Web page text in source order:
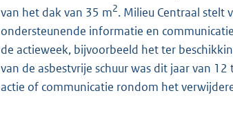
van het dak van 35 m2. Milieu Centraal stelt
ondersteunende informatie en
de actieweek, bijvoorbeeld het ter
van de asbestvrije schuur was dit jaar van
actie of communicatie rondom het